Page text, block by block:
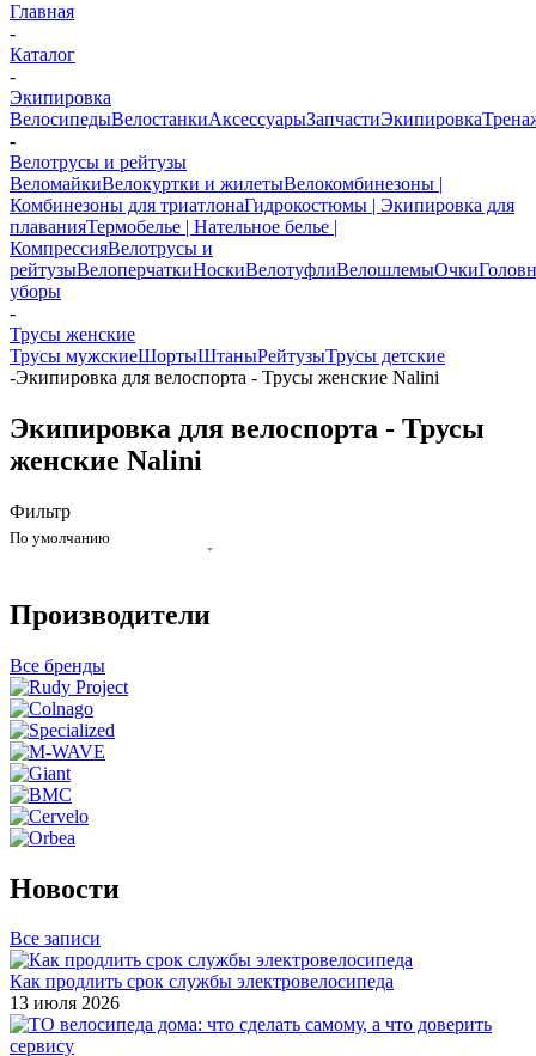
Главная
-
Каталог
-
Экипировка
ВелосипедыВелостанкиАксессуарыЗапчастиЭкипировка
-
Велотрусы и рейтузы
ВеломайкиВелокуртки и жилетыВелокомбинезоны |
Комбинезоны для триатлонаГидрокостюмы | Экипировка для
плаванияТермобелье | Нательное белье |
КомпрессияВелотрусы и
рейтузыВелоперчаткиНоскиВелотуфлиВелошлемыОчки
уборы
-
Трусы женские
Трусы мужскиеШортыШтаныРейтузыТрусы детские
-Экипировка для велоспорта - Трусы женские Nalini
Экипировка для велоспорта - Трусы
женские Nalini
Фильтр
По умолчанию
Производители
Все бренды
Новости
Все записи
Как продлить срок службы электровелосипеда
13 июля 2026